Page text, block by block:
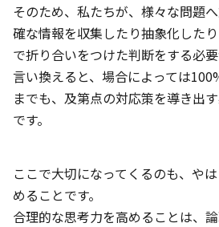
そのため、私たちが、様々な問題
確な情報を収集したり抽象化した
で折り合いをつけた判断をする必要
言い換えると、場合によっては
までも、及第点の対応策を導き出
です。
ここで大切になってくるのも、や
めることです。
合理的な思考力を高めることは、